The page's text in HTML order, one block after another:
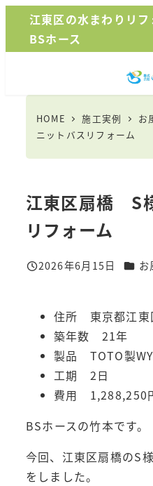
ン
江東区の水まわりリ
BSホース
HOME 施工実例 お
ニットバスリフォーム
江東区扇橋 S
リフォーム
投稿日
2026年6月15日 カテお
住所 東京都江東
築年数 21年
製品 TOTO製
工期 2日
費用 1,288,250
BSホースの竹本です。
今回、江東区扇橋のS
をしました。